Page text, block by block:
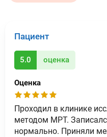
Пациент
5.0 оценка
Оценка
Проходил в клинике
методом МРТ.
нормально. Приняли